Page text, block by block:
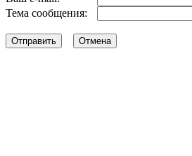
Тема сообщения: